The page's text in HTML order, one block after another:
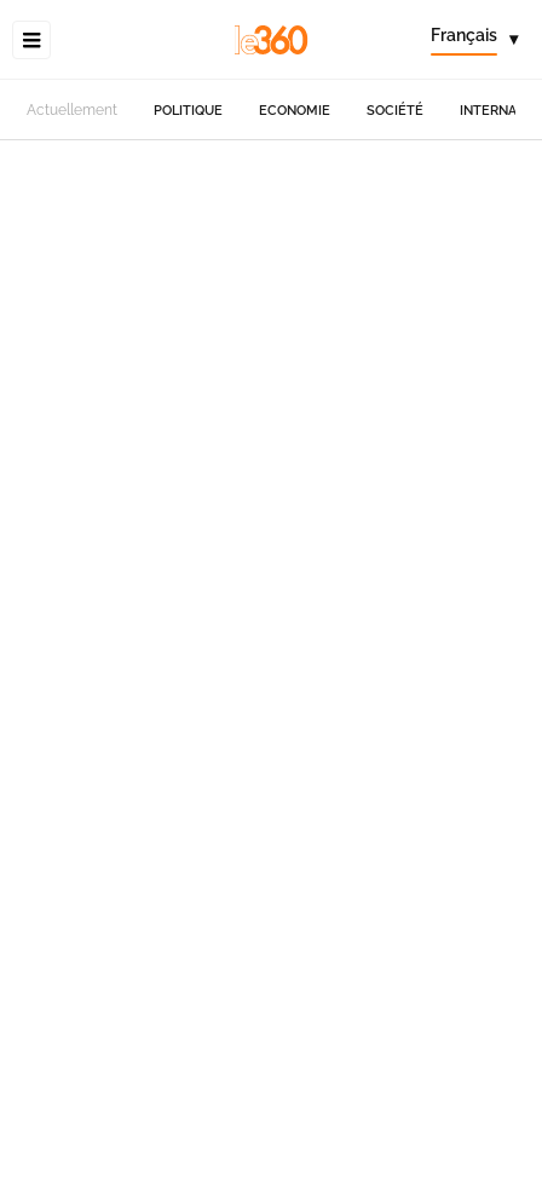
Français ▾
Actuellement POLITIQUE ECONOMIE SOCIÉTÉ